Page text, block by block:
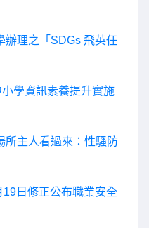
辦理之「SDGs 飛英任
學資訊素養提升實施
所主人看過來：性騷防
日修正公布職業安全